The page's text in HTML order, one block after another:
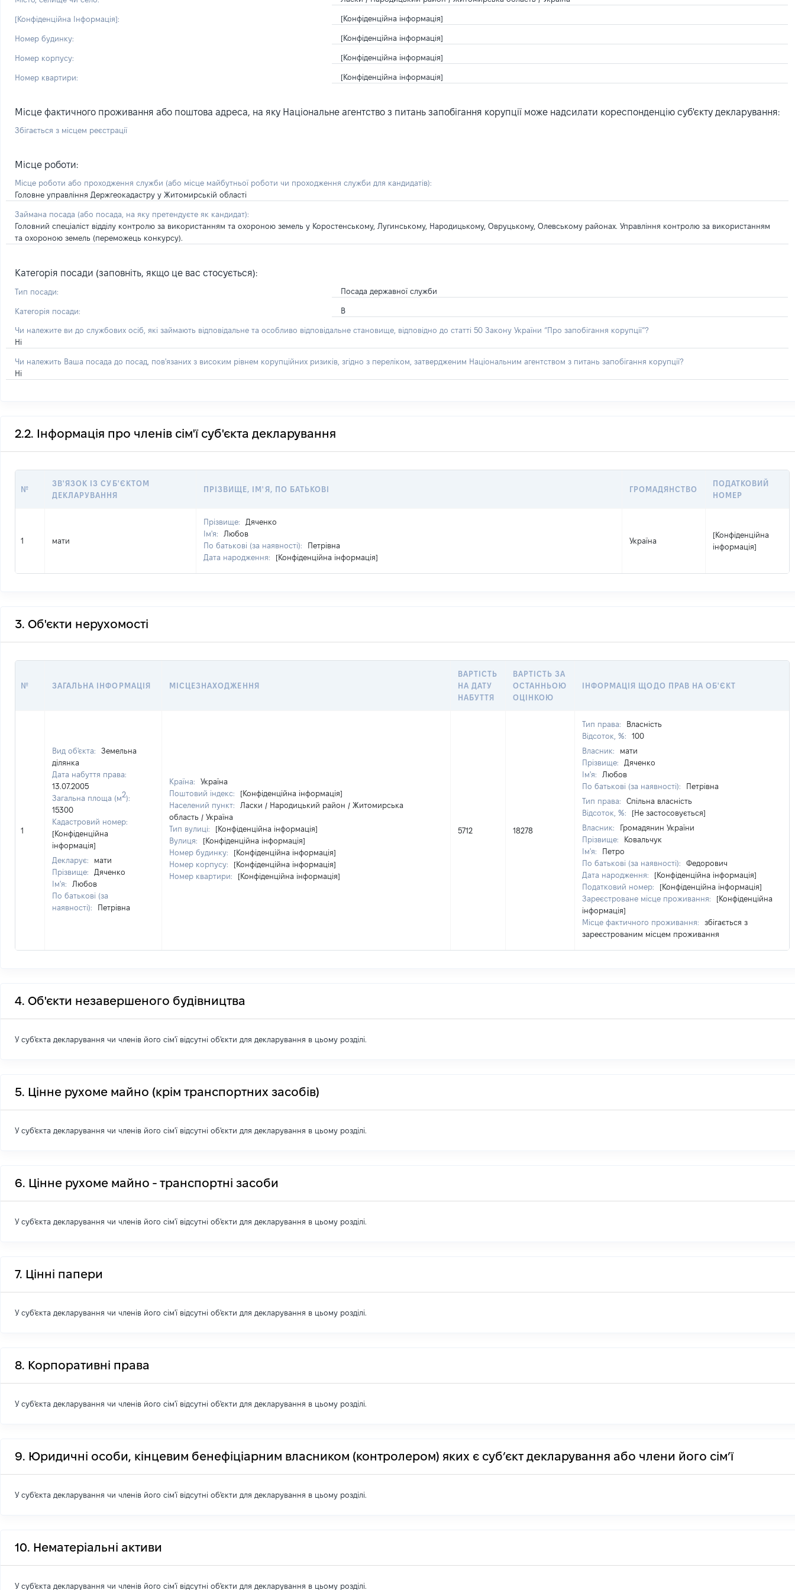
[Конфіденційна Інформація]: [Конфіденційна інформація]
Номер будинку: [Конфіденційна інформація]
Номер корпусу: [Конфіденційна інформація]
Номер квартири: [Конфіденційна інформація]
Місце фактичного проживання або поштова адреса, на яку Національне агентство з питань запобігання корупції може надсилати кореспонденцію суб'єкту декларування:
Збігається з місцем реєстрації
Місце роботи:
Місце роботи або проходження служби (або місце майбутньої роботи чи проходження служби для кандидатів):
Головне управління Держгеокадастру у Житомирській області
Займана посада (або посада, на яку претендуєте як кандидат):
Головний спеціаліст відділу контролю за використанням та охороною земель у Коростенському, Лугинському, Народицькому, Овруцькому, Олевському районах. Управління контролю за використанням
та охороною земель (переможець конкурсу).
Категорія посади (заповніть, якщо це вас стосується):
Тип посади: Посада державної служби
Категорія посади: В
Чи належите ви до службових осіб, які займають відповідальне та особливо відповідальне становище, відповідно до статті 50 Закону України “Про запобігання корупції”?
Ні
Чи належить Ваша посада до посад, пов'язаних з високим рівнем корупційних ризиків, згідно з переліком, затвердженим Національним агентством з питань запобігання корупції?
Ні
2.2. Інформація про членів сім'ї суб'єкта декларування
№
ЗВ'ЯЗОК ІЗ СУБ'ЄКТОМ
ДЕКЛАРУВАННЯ
ПРІЗВИЩЕ, ІМ'Я, ПО БАТЬКОВІ ГРОМАДЯНСТВО
ПОДАТКОВИЙ
НОМЕР
1 мати
Прізвище:
Дяченко
Ім'я:
Любов
По батькові (за наявності):
Петрівна
Дата народження:
[Конфіденційна інформація]
Україна
[Конфіденційна
інформація]
3. Об'єкти нерухомості
№ ЗАГАЛЬНА ІНФОРМАЦІЯ МІСЦЕЗНАХОДЖЕННЯ
ВАРТІСТЬ
НА ДАТУ
НАБУТТЯ
ВАРТІСТЬ ЗА
ОСТАННЬОЮ
ОЦІНКОЮ
ІНФОРМАЦІЯ ЩОДО ПРАВ НА ОБ'ЄКТ
1
Вид об'єкта:
Земельна
ділянка
Дата набуття права:
13.07.2005
Загальна площа (м2):
15300
Кадастровий номер:
[Конфіденційна
інформація]
Декларує:
мати
Прізвище:
Дяченко
Ім'я:
Любов
По батькові (за
наявності):
Петрівна
Країна:
Україна
Поштовий індекс:
[Конфіденційна інформація]
Населений пункт:
Ласки / Народицький район / Житомирська
область / Україна
Тип вулиці:
[Конфіденційна інформація]
Вулиця:
[Конфіденційна інформація]
Номер будинку:
[Конфіденційна інформація]
Номер корпусу:
[Конфіденційна інформація]
Номер квартири:
[Конфіденційна інформація]
5712 18278
Тип права:
Власність
Відсоток, %:
100
Власник:
мати
Прізвище:
Дяченко
Ім'я:
Любов
По батькові (за наявності):
Петрівна
Тип права:
Спільна власність
Відсоток, %:
[Не застосовується]
Власник:
Громадянин України
Прізвище:
Ковальчук
Ім'я:
Петро
По батькові (за наявності):
Федорович
Дата народження:
[Конфіденційна інформація]
Податковий номер:
[Конфіденційна інформація]
Зареєстроване місце проживання:
[Конфіденційна
інформація]
Місце фактичного проживання:
збігається з
зареєстрованим місцем проживання
4. Об'єкти незавершеного будівництва
У суб'єкта декларування чи членів його сім'ї відсутні об'єкти для декларування в цьому розділі.
5. Цінне рухоме майно (крім транспортних засобів)
У суб'єкта декларування чи членів його сім'ї відсутні об'єкти для декларування в цьому розділі.
6. Цінне рухоме майно - транспортні засоби
У суб'єкта декларування чи членів його сім'ї відсутні об'єкти для декларування в цьому розділі.
7. Цінні папери
У суб'єкта декларування чи членів його сім'ї відсутні об'єкти для декларування в цьому розділі.
8. Корпоративні права
У суб'єкта декларування чи членів його сім'ї відсутні об'єкти для декларування в цьому розділі.
9. Юридичні особи, кінцевим бенефіціарним власником (контролером) яких є суб’єкт декларування або члени його сім’ї
У суб'єкта декларування чи членів його сім'ї відсутні об'єкти для декларування в цьому розділі.
10. Нематеріальні активи
У суб'єкта декларування чи членів його сім'ї відсутні об'єкти для декларування в цьому розділі.